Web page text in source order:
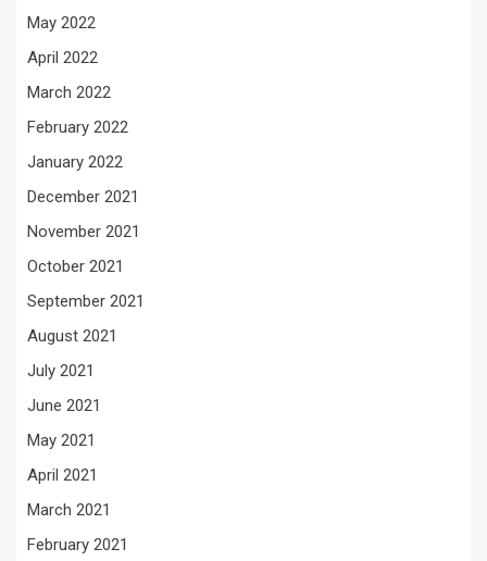
May 2022
April 2022
March 2022
February 2022
January 2022
December 2021
November 2021
October 2021
September 2021
August 2021
July 2021
June 2021
May 2021
April 2021
March 2021
February 2021